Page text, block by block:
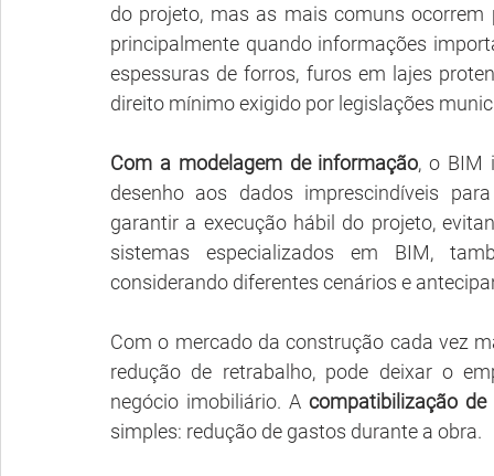
do projeto, mas as mais comuns
principalmente quando informações
espessuras de forros, furos em lajes
direito mínimo exigido por legislações
Com a modelagem de informação, o BIM
desenho aos dados imprescindíveis
garantir a execução hábil do projeto,
sistemas especializados em BIM,
considerando diferentes cenários e
Com o mercado da construção cada vez
redução de retrabalho, pode deixar o
negócio imobiliário. A compatibilização de
simples: redução de gastos durante a obra.